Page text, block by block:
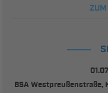
BSA